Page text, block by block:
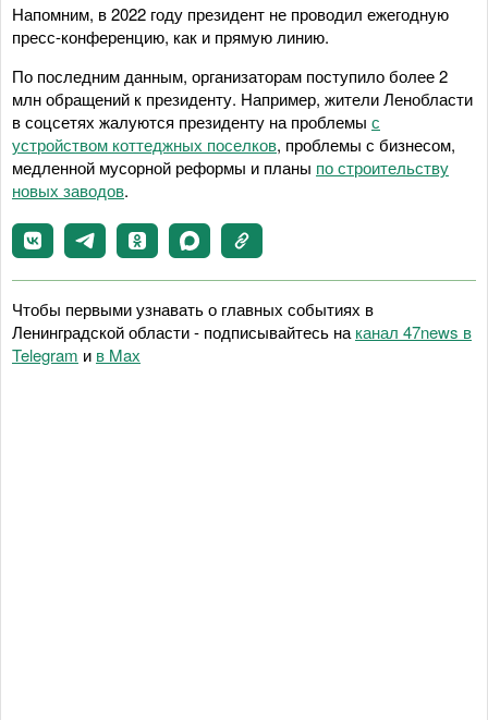
Напомним, в 2022 году президент не проводил ежегодную
пресс-конференцию, как и прямую линию.
По последним данным, организаторам поступило более 2
млн обращений к президенту. Например, жители Ленобласти
в соцсетях жалуются президенту на проблемы с
устройством коттеджных поселков, проблемы с бизнесом,
медленной мусорной реформы и планы по строительству
новых заводов.
Чтобы первыми узнавать о главных событиях в
Ленинградской области - подписывайтесь на канал 47news в
Telegram и в Maх